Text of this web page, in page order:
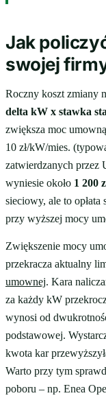
Jak
swojej
Roczny koszt zmiany
delta kW x stawka
zwiększa moc
10 zł/kW/mies.
zatwierdzanych przez
wyniesie około 1 200
sieciowy, ale to opłata
przy wyższej mocy
Zwiększenie mocy
przekracza aktualny
umownej. Kara
za każdy kW
wynosi od
podstawowej.
kwota kar
Warto przy tym
poboru – np. Enea